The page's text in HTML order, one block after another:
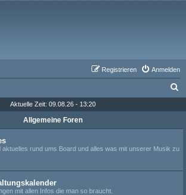
Anmelden
Registrieren
h
Aktuelle Zeit: 09.08.26 - 13:20
Allgemeine Foren
aktuelles rund ums Board und alles was mit unserer Musik zu
mit allen Infos die man so braucht.